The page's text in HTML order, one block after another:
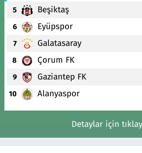
5 Beşiktaş
6 Eyüpspor
7 Galatasaray
8 Çorum FK
9 Gaziantep FK
10 Alanyaspor
Detaylar için